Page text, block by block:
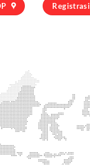
Registrasi